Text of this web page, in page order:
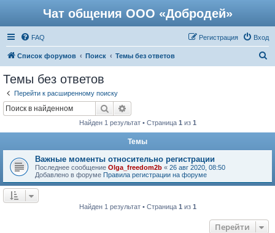
Чат общения ООО «Добродей»
FAQ Вход
Регистрация
Список форумов Поиск Темы без ответов
Темы без ответов
Перейти к расширенному поиску
Поиск
Найден 1 результат • Страница 1 из 1
Темы
Важные моменты относительно регистрации
Последнее сообщение Olga_freedom2b « 26 авг 2020, 08:50
Добавлено в форуме Правила регистрации на форуме
Найден 1 результат • Страница 1 из 1
Перейти